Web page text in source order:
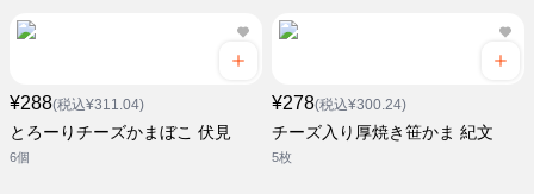
¥288(税込¥311.04)
とろーりチーズかまぼこ 伏見
6個
¥278(税込¥300.24)
チーズ入り厚焼き笹かま 紀文
5枚